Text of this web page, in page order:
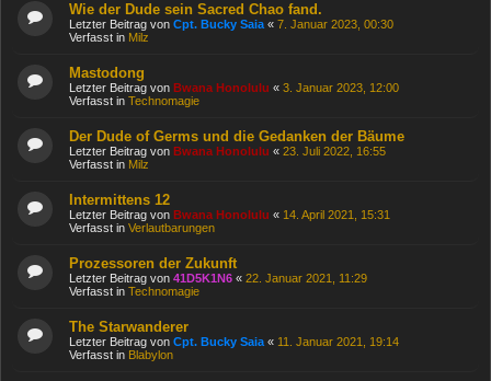
Wie der Dude sein Sacred Chao fand.
Letzter Beitrag von Cpt. Bucky Saia « 7. Januar 2023, 00:30
Verfasst in Milz
Mastodong
Letzter Beitrag von Bwana Honolulu « 3. Januar 2023, 12:00
Verfasst in Technomagie
Der Dude of Germs und die Gedanken der Bäume
Letzter Beitrag von Bwana Honolulu « 23. Juli 2022, 16:55
Verfasst in Milz
Intermittens 12
Letzter Beitrag von Bwana Honolulu « 14. April 2021, 15:31
Verfasst in Verlautbarungen
Prozessoren der Zukunft
Letzter Beitrag von 41D5K1N6 « 22. Januar 2021, 11:29
Verfasst in Technomagie
The Starwanderer
Letzter Beitrag von Cpt. Bucky Saia « 11. Januar 2021, 19:14
Verfasst in Blabylon